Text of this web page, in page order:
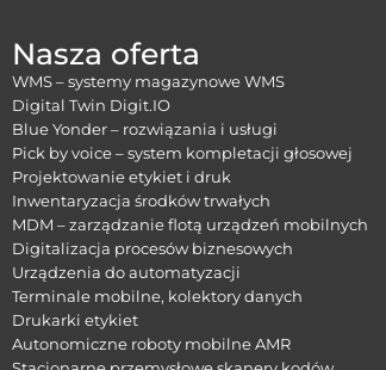
Nasza oferta
WMS – systemy magazynowe WMS
Digital Twin Digit.IO
Blue Yonder – rozwiązania i usługi
Pick by voice – system kompletacji głosowej
Projektowanie etykiet i druk
Inwentaryzacja środków trwałych
MDM – zarządzanie flotą urządzeń mobilnych
Digitalizacja procesów biznesowych
Urządzenia do automatyzacji
Terminale mobilne, kolektory danych
Drukarki etykiet
Autonomiczne roboty mobilne AMR